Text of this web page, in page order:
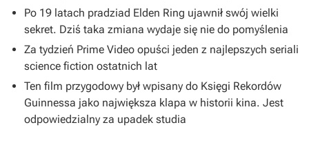
Po 19 latach pradziad Elden Ring ujawnił swój wielki
sekret. Dziś taka zmiana wydaje się nie do pomyślenia
Za tydzień Prime Video opuści jeden z najlepszych seriali
science fiction ostatnich lat
Ten film przygodowy był wpisany do Księgi Rekordów
Guinnessa jako największa klapa w historii kina. Jest
odpowiedzialny za upadek studia